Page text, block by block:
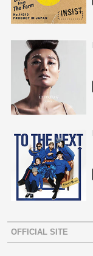
OFFICIAL SITE